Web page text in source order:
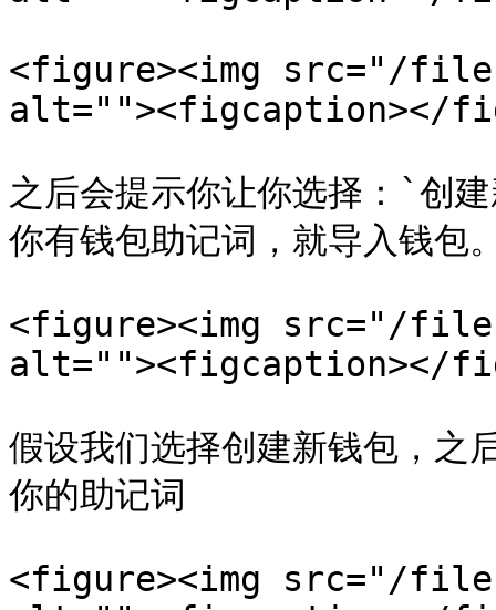
<figure><img src="/files/
alt=""><figcaption></
之后会提示你让你选择：`创
你有钱包助记词，就导入钱包
<figure><img src="/files/
alt=""><figcaption></
假设我们选择创建新钱包，之
你的助记词
<figure><img src="/files/